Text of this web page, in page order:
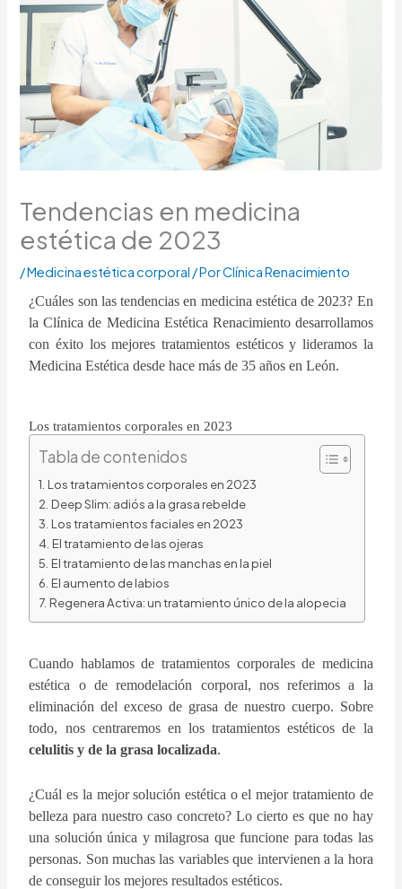
Tendencias en medicina
estética de 2023
/Medicina estética corporal / PorClínica Renacimiento
¿Cuáles son las tendencias en medicina estética de 2023? En
la Clínica de Medicina Estética Renacimiento desarrollamos
con éxito los mejores tratamientos estéticos y lideramos la
Medicina Estética desde hace más de 35 años en León.
Los tratamientos corporales en 2023
Tabla de contenidos
Los tratamientos corporales en 2023
Deep Slim: adiós a la grasa rebelde
Los tratamientos faciales en 2023
El tratamiento de las ojeras
El tratamiento de las manchas en la piel
El aumento de labios
Regenera Activa: un tratamiento único de la alopecia
Cuando hablamos de tratamientos corporales de medicina
estética o de remodelación corporal, nos referimos a la
eliminación del exceso de grasa de nuestro cuerpo. Sobre
todo, nos centraremos en los tratamientos estéticos de la
celulitis y de la grasa localizada.
¿Cuál es la mejor solución estética o el mejor tratamiento de
belleza para nuestro caso concreto? Lo cierto es que no hay
una solución única y milagrosa que funcione para todas las
personas. Son muchas las variables que intervienen a la hora
de conseguir los mejores resultados estéticos.